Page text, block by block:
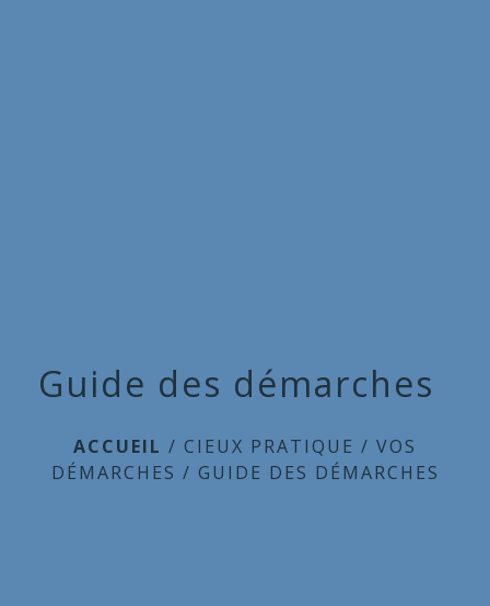
Guide des démarches
ACCUEIL / CIEUX PRATIQUE / VOS
DÉMARCHES / GUIDE DES DÉMARCHES